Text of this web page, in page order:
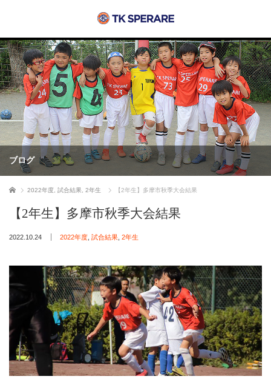
ブログ
ホーム 2022年度 試合結果 2年生 【2年生】多摩市秋季大会結果
【2年生】多摩市秋季大会結果
2022.10.24 2022年度 試合結果 2年生